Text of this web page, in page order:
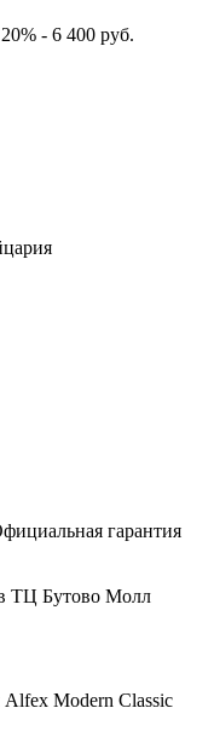
- 6 400 руб.
гарантия
ТЦ Бутово Молл
Modern Classic